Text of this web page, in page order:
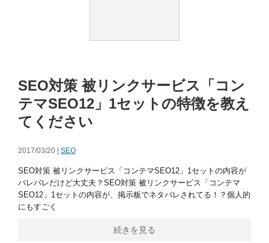
SEO対策 被リンクサービス「コン
テマSEO12」1セットの特徴を教え
てください
2017/03/20 | SEO
SEO対策 被リンクサービス「コンテマSEO12」1セットの内容が
バレバレだけど大丈夫？SEO対策 被リンクサービス「コンテマ
SEO12」1セットの内容が、掲示板でネタバレされてる！？個人的
にもすごく
続きを見る